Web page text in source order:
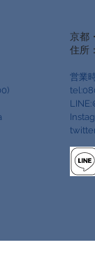
京都
住所
営業
LINE: